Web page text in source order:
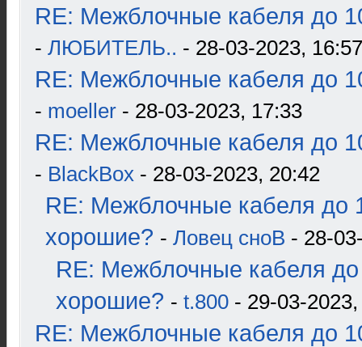
RE: Межблочные кабеля до
- ЛЮБИТЕЛЬ.. - 28-03-2023, 16:57
RE: Межблочные кабеля до
- moeller - 28-03-2023, 17:33
RE: Межблочные кабеля до
- BlackBox - 28-03-2023, 20:42
RE: Межблочные кабеля до
хорошие? - Ловец сноВ - 28-
RE: Межблочные кабеля до
хорошие? - t.800 - 29-03-
RE: Межблочные кабеля до